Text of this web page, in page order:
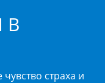
В
страха и